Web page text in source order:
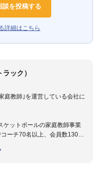
談を投稿する
詳細はこちら
ック）
庭教師｣を運営している会社に
ケットボールの家庭教師事業
ーチ70名以上、会員数1300
会なども担当しており、「は